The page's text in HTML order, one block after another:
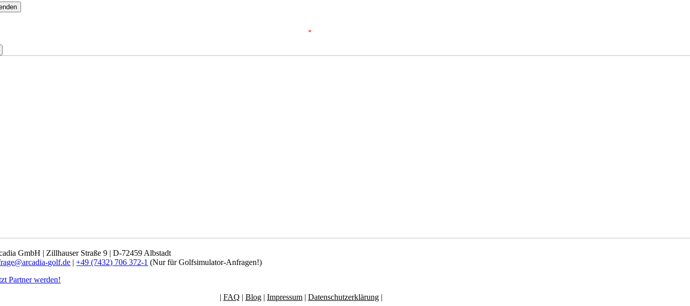
*sind Pflichtfelder.
GmbH | Zillhauser Straße 9 | D-72459 Albstadt
golf.de |+49 (7432) 706 372-1 (Nur für Golfsimulator-Anfragen!)
Partner werden!
| FAQ | Blog| Impressum| Datenschutzerklärung|